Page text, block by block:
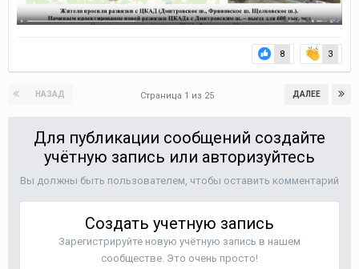
8 3
НАЗАД ДАЛЕЕ
Страница 1 из 25
Для публикации сообщений создайте
учётную запись или авторизуйтесь
Вы должны быть пользователем, чтобы оставить комментарий
Создать учетную запись
Зарегистрируйте новую учётную запись в нашем
сообществе. Это очень просто!